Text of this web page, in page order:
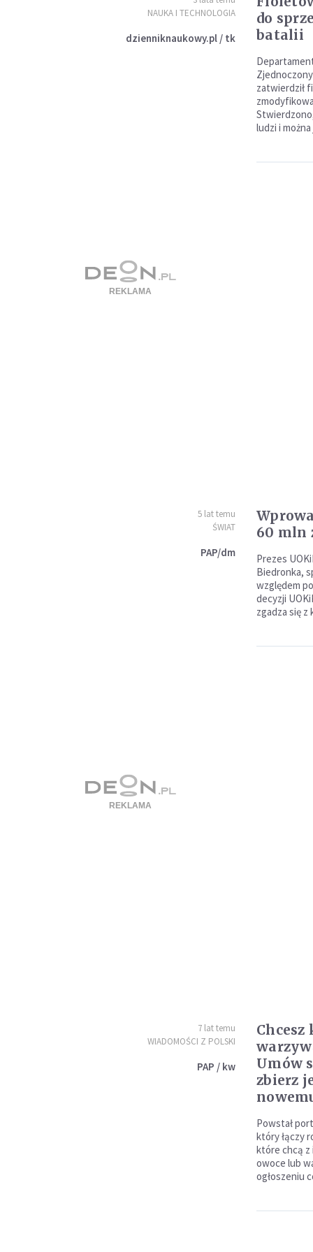
NAUKA I TECHNOLOGIA
dzienniknaukowy.pl / tk
do
batalii
zatwierdził
ludzi i
5 lat temu
ŚWIAT
PAP/dm
60 mln
Prezes
Biedronka,
względem
decyzji
zgadza się z
7 lat temu
WIADOMOŚCI Z POLSKI
PAP / kw
Chcesz
Umów
zbierz
Powstał
który łączy
które chcą z
owoce lub
ogłoszeniu